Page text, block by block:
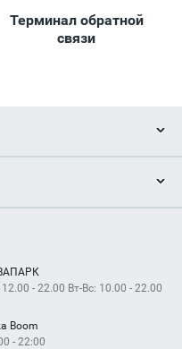
Терминал обратной
связи
- 22.00 Вт-Вс: 10.00 - 22.00
Boom
- 22:00